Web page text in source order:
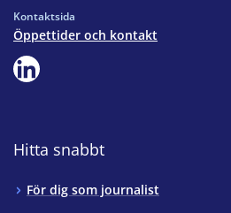
Kontaktsida
Öppettider och kontakt
Hitta snabbt
För dig som journalist